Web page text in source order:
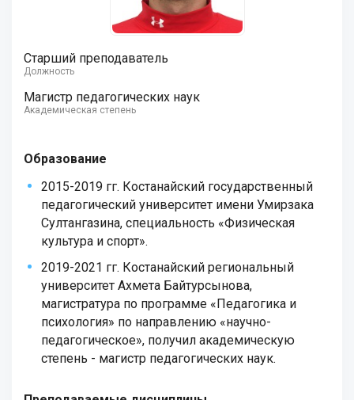
Старший преподаватель
Должность
Магистр педагогических наук
Академическая степень
Образование
2015-2019 гг. Костанайский государственный
педагогический университет имени Умирзака
Султангазина, специальность «Физическая
культура и спорт».
2019-2021 гг. Костанайский региональный
университет Ахмета Байтурсынова,
магистратура по программе «Педагогика и
психология» по направлению «научно-
педагогическое», получил академическую
степень - магистр педагогических наук.